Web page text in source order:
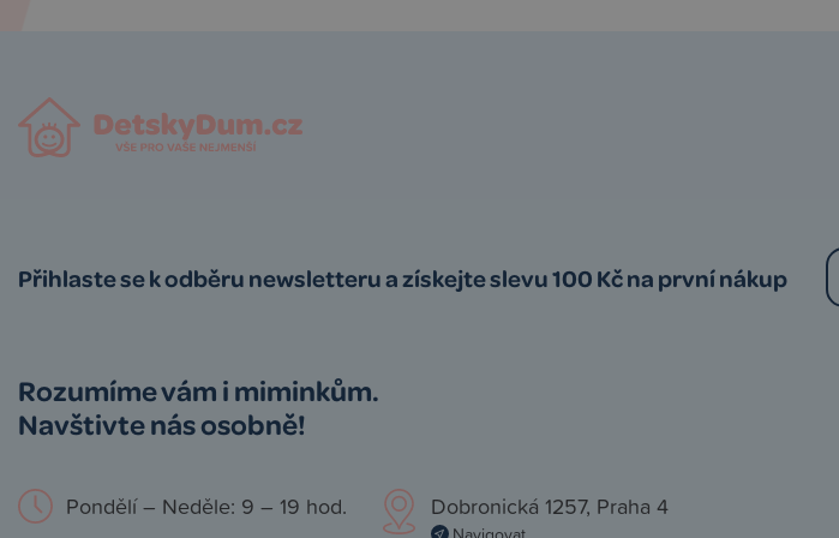
Přihlaste se k odběru newsletteru a získejte slevu 100 Kč na první nákup
Rozumíme vám i miminkům.
Navštivte nás osobně!
Pondělí – Neděle: 9 – 19 hod. Dobronická 1257, Praha 4